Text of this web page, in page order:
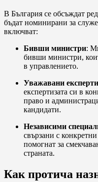
В България се обсъждат
бъдат номинирани за
включват:
Бивши министри:
бивши министри,
в управлението.
Уважавани експерти
експертизата си в
право и
кандидати.
Независими
свързани с
помогнат за
страната.
Как протича